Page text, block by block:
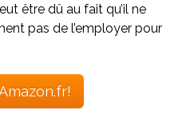
être dû au fait qu’il ne
pas de l’employer pour